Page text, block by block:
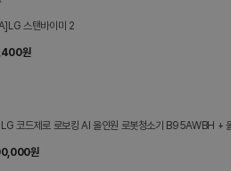
스탠바이미 2
원
코드제로 로보킹 AI 올인원 로봇청소기 B95AWBH +
원